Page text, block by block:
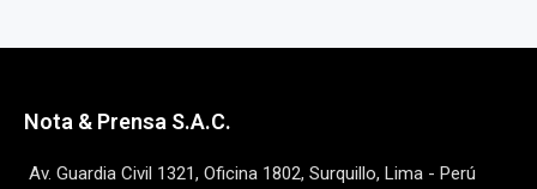
Nota & Prensa S.A.C.
Av. Guardia Civil 1321, Oficina 1802, Surquillo, Lima - Perú